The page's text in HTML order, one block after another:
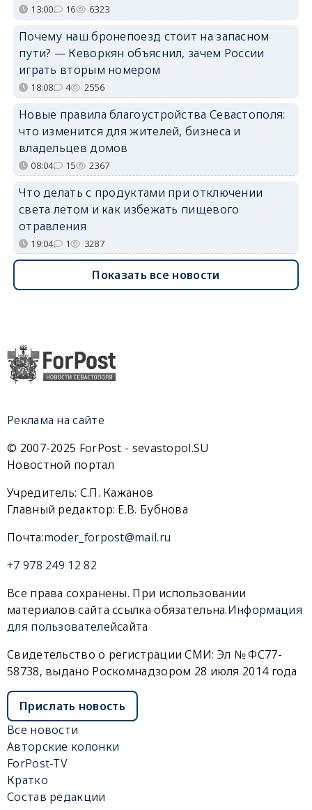
13:00 16 6323
Почему наш бронепоезд стоит на запасном
пути? — Кеворкян объяснил, зачем России
играть вторым номером
18:08 4 2556
Новые правила благоустройства Севастополя:
что изменится для жителей, бизнеса и
владельцев домов
08:04 15 2367
Что делать с продуктами при отключении
света летом и как избежать пищевого
отравления
19:04 1 3287
Показать все новости
Реклама на сайте
© 2007-2025 ForPost - sevastopol.SU
Новостной портал
Учредитель: С.П. Кажанов
Главный редактор: Е.В. Бубнова
Почта:moder_forpost@mail.ru
+7 978 249 12 82
Все права сохранены. При использовании
материалов сайта ссылка обязательна.Информация
для пользователейсайта
Свидетельство о регистрации СМИ: Эл № ФС77-
58738, выдано Роскомнадзором 28 июля 2014 года
Прислать новость
Все новости
Авторские колонки
ForPost-TV
Кратко
Состав редакции